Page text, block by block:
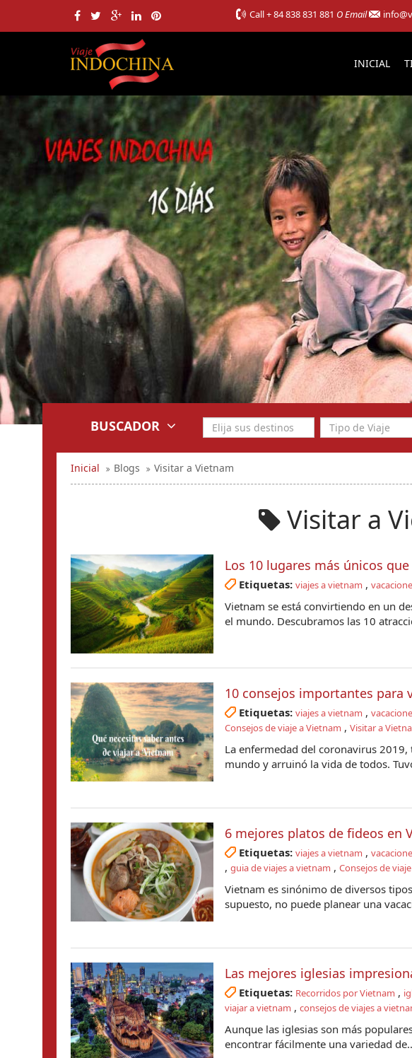
Call+ 84 838 831 881 O Email
INICIAL
BUSCADOR
Inicial Blogs Visitar a Vietnam
Visitar a
Los 10 lugares más únicos
Etiquetas: viajes a vietnam ,
Vietnam se está convirtiendo en un
el mundo. Descubramos las 10
10 consejos importantes para
Etiquetas: viajes a vietnam ,
Consejos de viaje a Vietnam , Visitar a
La enfermedad del coronavirus
mundo y arruinó la vida de todos.
6 mejores platos de fideos en
Etiquetas: viajes a vietnam ,
, guia de viajes a vietnam , Consejos de
Vietnam es sinónimo de diversos
supuesto, no puede planear una
Las mejores iglesias
Etiquetas: Recorridos por Vietnam ,
viajar a vietnam , consejos de viajes a
Aunque las iglesias son más
encontrar fácilmente una variedad